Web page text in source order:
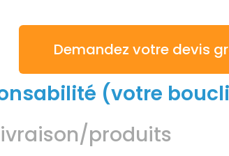
Demandez votre devis
(votre
produits